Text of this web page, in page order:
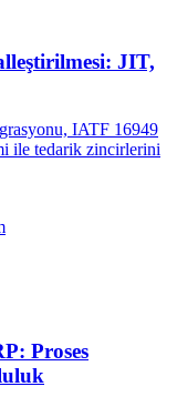
JIT,
IATF 16949
ile tedarik zincirlerini
Proses